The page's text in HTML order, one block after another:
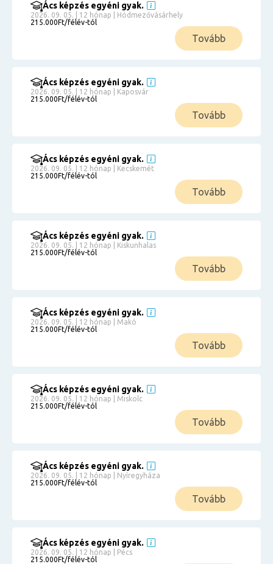
Ács képzés egyéni gyak.
2026. 09. 05. | 12 hónap | Hódmezővásárhely
215.000Ft/félév-tól
Tovább
Ács képzés egyéni gyak.
2026. 09. 05. | 12 hónap | Kaposvár
215.000Ft/félév-tól
Tovább
Ács képzés egyéni gyak.
2026. 09. 05. | 12 hónap | Kecskemét
215.000Ft/félév-tól
Tovább
Ács képzés egyéni gyak.
2026. 09. 05. | 12 hónap | Kiskunhalas
215.000Ft/félév-tól
Tovább
Ács képzés egyéni gyak.
2026. 09. 05. | 12 hónap | Makó
215.000Ft/félév-tól
Tovább
Ács képzés egyéni gyak.
2026. 09. 05. | 12 hónap | Miskolc
215.000Ft/félév-tól
Tovább
Ács képzés egyéni gyak.
2026. 09. 05. | 12 hónap | Nyíregyháza
215.000Ft/félév-tól
Tovább
Ács képzés egyéni gyak.
2026. 09. 05. | 12 hónap | Pécs
215.000Ft/félév-tól